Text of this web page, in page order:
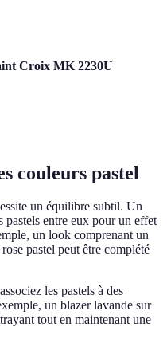
Croix MK 2230U
couleurs pastel
un équilibre subtil. Un
pastels entre eux pour un effet
un look comprenant un
pastel peut être complété
les pastels à des
un blazer lavande sur
tout en maintenant une